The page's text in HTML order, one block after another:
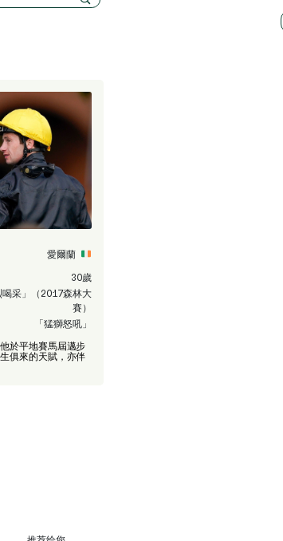
愛爾蘭
30歲
喝采」（2017森林大
賽）
「猛獅怒吼」
於平地賽馬屆邁步
俱來的天賦，亦伴